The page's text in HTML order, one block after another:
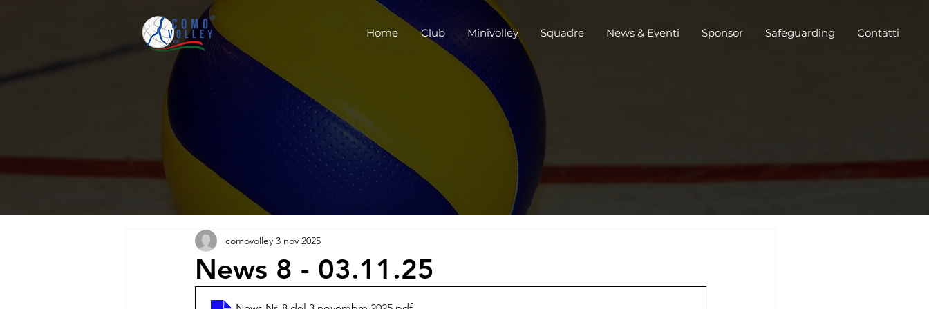
Home Club Minivolley Squadre News & Eventi Sponsor Safeguarding Contatti
News 8 - 03.11.25
comovolley 3 nov 2025